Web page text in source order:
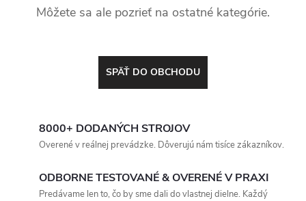
Môžete sa ale pozrieť na ostatné kategórie.
SPÄŤ DO OBCHODU
8000+ DODANÝCH STROJOV
Overené v reálnej prevádzke. Dôverujú nám tisíce zákazníkov.
ODBORNE TESTOVANÉ & OVERENÉ V PRAXI
Predávame len to, čo by sme dali do vlastnej dielne. Každý